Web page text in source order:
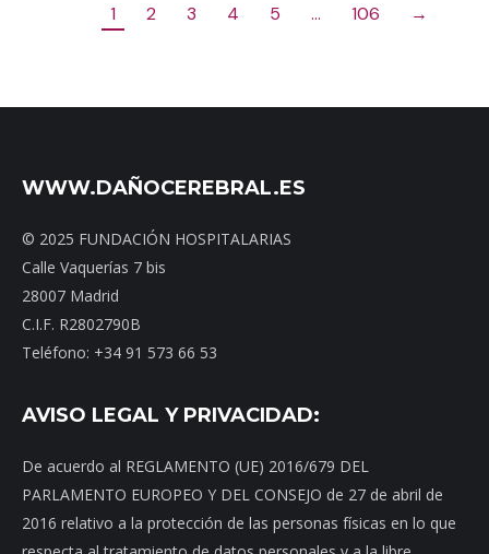
1 2 3 4 5 … 106 →
WWW.DAÑOCEREBRAL.ES
© 2025 FUNDACIÓN HOSPITALARIAS
Calle Vaquerías 7 bis
28007 Madrid
C.I.F. R2802790B
Teléfono: +34 91 573 66 53
AVISO LEGAL Y PRIVACIDAD:
De acuerdo al REGLAMENTO (UE) 2016/679 DEL
PARLAMENTO EUROPEO Y DEL CONSEJO de 27 de abril de
2016 relativo a la protección de las personas físicas en lo que